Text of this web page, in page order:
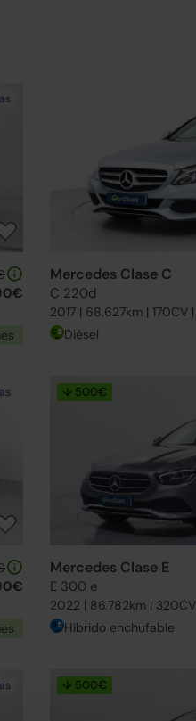
Mercedes Clase C
C 220d
2017 | 68.627km | 170CV
Diésel
↓ 500€
Mercedes Clase E
E 300 e
2022 | 86.782km |
Híbrido enchufable
↓ 500€